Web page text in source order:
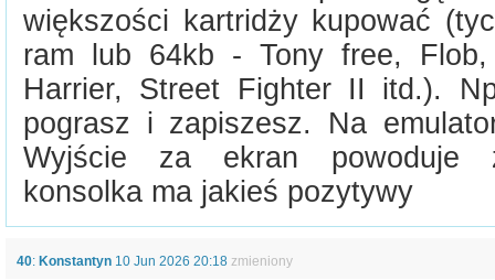
większości kartridży kupować
ram lub 64kb - Tony free,
Harrier, Street Fighter II itd.).
pograsz i zapiszesz. Na
Wyjście za ekran powoduje
konsolka ma jakieś pozytywy
40: Konstantyn 10 Jun 2026 20:18 zmieniony